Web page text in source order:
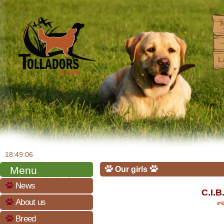
18:49:07
Menu
News
About us
Breed
Our girls